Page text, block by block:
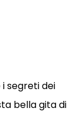
segreti dei
bella gita di